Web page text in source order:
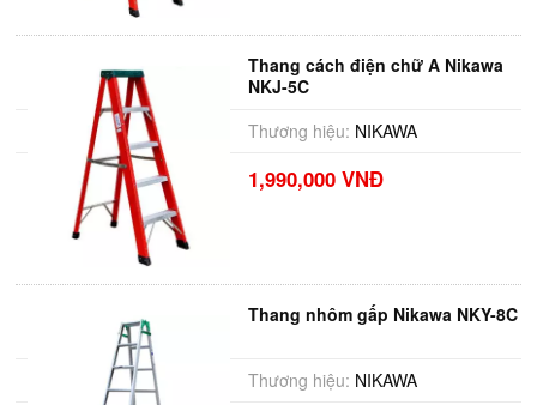
Thang cách điện chữ A Nikawa
NKJ-5C
Thương hiệu: NIKAWA
1,990,000 VNĐ
Thang nhôm gấp Nikawa NKY-8C
Thương hiệu: NIKAWA